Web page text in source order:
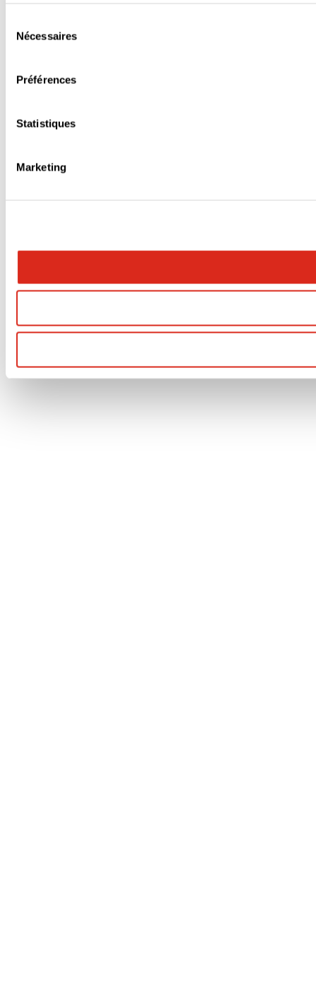
Nécessaires
Préférences
Statistiques
Marketing